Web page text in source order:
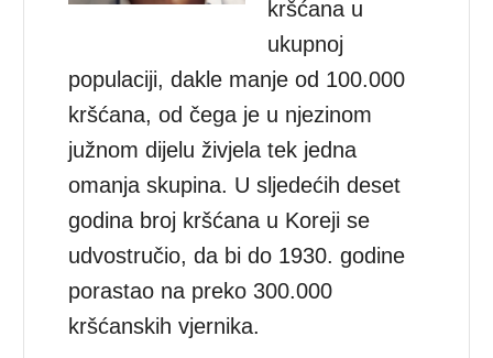
kršćana u
ukupnoj
populaciji, dakle manje od 100.000
kršćana, od čega je u njezinom
južnom dijelu živjela tek jedna
omanja skupina. U sljedećih deset
godina broj kršćana u Koreji se
udvostručio, da bi do 1930. godine
porastao na preko 300.000
kršćanskih vjernika.